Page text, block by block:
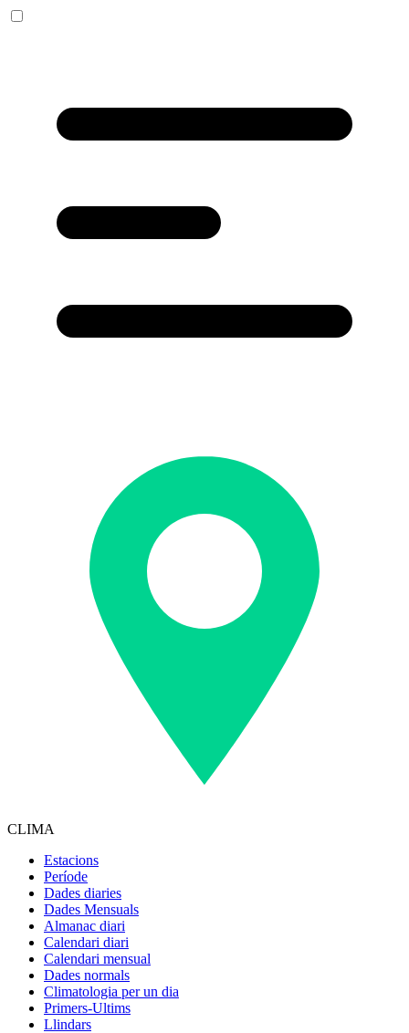
CLIMA
Estacions
Període
Dades diaries
Dades Mensuals
Almanac diari
Calendari diari
Calendari mensual
Dades normals
Climatologia per un dia
Primers-Ultims
Llindars